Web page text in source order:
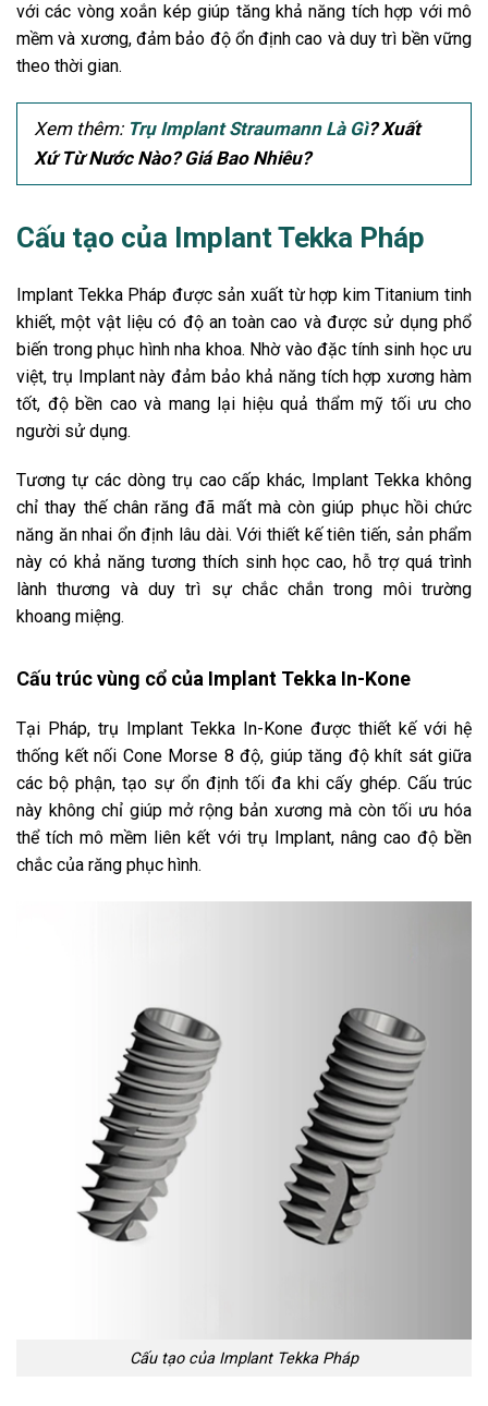
với các vòng xoắn kép giúp tăng khả năng tích hợp với mô
mềm và xương, đảm bảo độ ổn định cao và duy trì bền vững
theo thời gian.
Xem thêm: Trụ Implant Straumann Là Gì? Xuất
Xứ Từ Nước Nào? Giá Bao Nhiêu?
Cấu tạo của Implant Tekka Pháp
Implant Tekka Pháp được sản xuất từ hợp kim Titanium tinh
khiết, một vật liệu có độ an toàn cao và được sử dụng phổ
biến trong phục hình nha khoa. Nhờ vào đặc tính sinh học ưu
việt, trụ Implant này đảm bảo khả năng tích hợp xương hàm
tốt, độ bền cao và mang lại hiệu quả thẩm mỹ tối ưu cho
người sử dụng.
Tương tự các dòng trụ cao cấp khác, Implant Tekka không
chỉ thay thế chân răng đã mất mà còn giúp phục hồi chức
năng ăn nhai ổn định lâu dài. Với thiết kế tiên tiến, sản phẩm
này có khả năng tương thích sinh học cao, hỗ trợ quá trình
lành thương và duy trì sự chắc chắn trong môi trường
khoang miệng.
Cấu trúc vùng cổ của Implant Tekka In-Kone
Tại Pháp, trụ Implant Tekka In-Kone được thiết kế với hệ
thống kết nối Cone Morse 8 độ, giúp tăng độ khít sát giữa
các bộ phận, tạo sự ổn định tối đa khi cấy ghép. Cấu trúc
này không chỉ giúp mở rộng bản xương mà còn tối ưu hóa
thể tích mô mềm liên kết với trụ Implant, nâng cao độ bền
chắc của răng phục hình.
Cấu tạo của Implant Tekka Pháp